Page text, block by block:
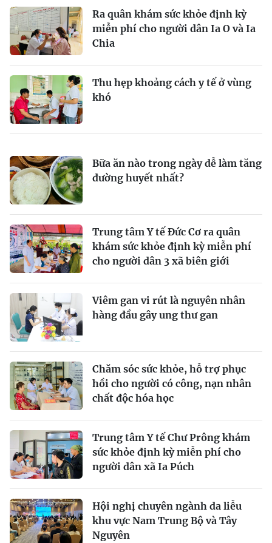
Ra quân khám sức khỏe định kỳ
miễn phí cho người dân Ia O và Ia
Chia
Thu hẹp khoảng cách y tế ở vùng
khó
Bữa ăn nào trong ngày dễ làm tăng
đường huyết nhất?
Trung tâm Y tế Đức Cơ ra quân
khám sức khỏe định kỳ miễn phí
cho người dân 3 xã biên giới
Viêm gan vi rút là nguyên nhân
hàng đầu gây ung thư gan
Chăm sóc sức khỏe, hỗ trợ phục
hồi cho người có công, nạn nhân
chất độc hóa học
Trung tâm Y tế Chư Prông khám
sức khỏe định kỳ miễn phí cho
người dân xã Ia Púch
Hội nghị chuyên ngành da liễu
khu vực Nam Trung Bộ và Tây
Nguyên